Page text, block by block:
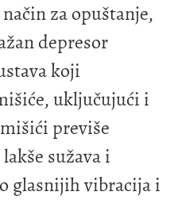
za opuštanje,
depresor
koji
uključujući i
previše
sužava i
glasnijih vibracija i